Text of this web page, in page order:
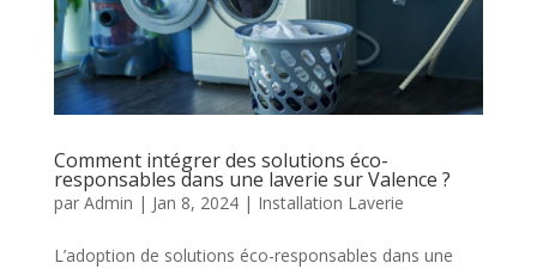
Comment intégrer des solutions éco-
responsables dans une laverie sur Valence ?
par Admin | Jan 8, 2024| Installation Laverie
L’adoption de solutions éco-responsables dans une